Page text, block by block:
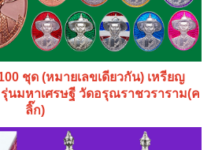
ชุด (หมายเลขเดียวกัน) เหรียญ
นมหาเศรษฐี วัดอรุณราชวราราม(ค
ลิ๊ก)